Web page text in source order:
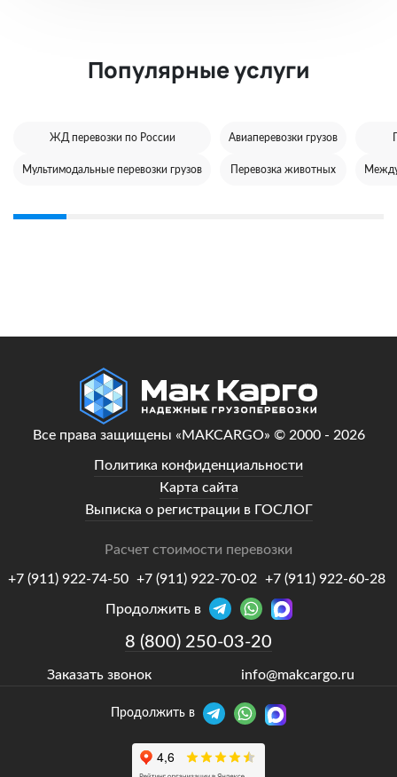
Популярные услуги
ЖД перевозки по России
Мультимодальные перевозки грузов
Авиаперевозки грузов
Перевозка животных
8 (800) 250-03-20
Заказать звонок info@makcargo.ru
Продолжить в
Все права защищены «MAKCARGO» © 2000 - 2026
Политика конфиденциальности
Карта сайта
Выписка о регистрации в ГОСЛОГ
Расчет стоимости перевозки
+7 (911) 922-74-50 +7 (911) 922-70-02 +7 (911) 922-60-28
Продолжить в